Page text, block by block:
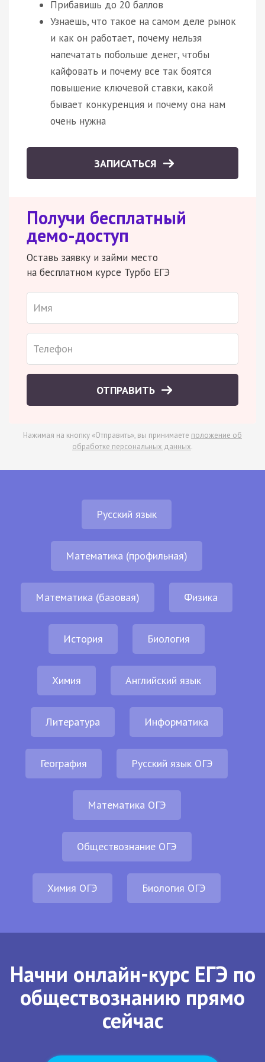
Прибавишь до 20 баллов
Узнаешь, что такое на самом деле рынок
и как он работает, почему нельзя
напечатать побольше денег, чтобы
кайфовать и почему все так боятся
повышение ключевой ставки, какой
бывает конкуренция и почему она нам
очень нужна
ЗАПИСАТЬСЯ
Получи бесплатный
демо-доступ
Оставь заявку и займи место
на бесплатном курсе Турбо ЕГЭ
ОТПРАВИТЬ
Нажимая на кнопку «Отправить», вы принимаете положение об
обработке персональных данных.
Русский язык
Математика (профильная)
Математика (базовая) Физика
История Биология
Химия Английский язык
Литература Информатика
География Русский язык ОГЭ
Математика ОГЭ
Обществознание ОГЭ
Химия ОГЭ Биология ОГЭ
Начни онлайн-курс ЕГЭ по
обществознанию прямо
сейчас